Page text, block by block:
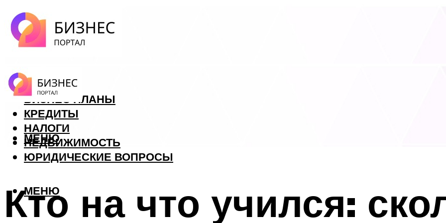
ФОРЕКС
БИЗНЕС ПЛАНЫ
КРЕДИТЫ
НАЛОГИ
НЕДВИЖИМОСТЬ
ЮРИДИЧЕСКИЕ ВОПРОСЫ
МЕНЮ
МЕНЮ
Кто на что учился: